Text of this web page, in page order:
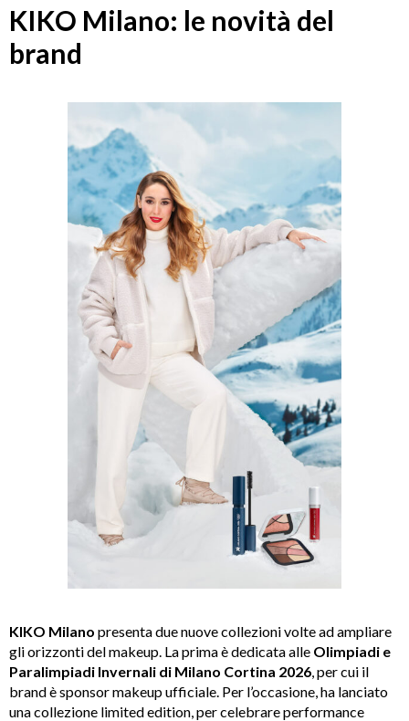
KIKO Milano: le novità del
brand
KIKO Milano presenta due nuove collezioni volte ad ampliare
gli orizzonti del makeup. La prima è dedicata alle Olimpiadi e
Paralimpiadi Invernali di Milano Cortina 2026 , per cui il
brand è sponsor makeup ufficiale. Per l’occasione, ha lanciato
una collezione limited edition, per celebrare performance